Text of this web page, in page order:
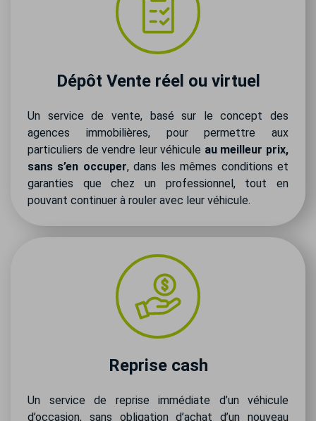
Dépôt Vente réel ou virtuel
Un service de vente, basé sur le concept des
agences immobilières, pour permettre aux
particuliers de vendre leur véhicule au meilleur prix,
sans s’en occuper, dans les mêmes conditions et
garanties que chez un professionnel, tout en
pouvant continuer à rouler avec leur véhicule.
Reprise cash
Un service de reprise immédiate d’un véhicule
d’occasion, sans obligation d’achat d’un nouveau